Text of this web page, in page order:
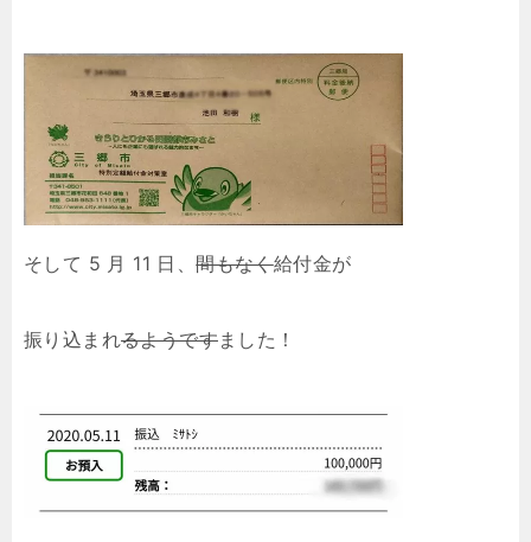
そして 5 月 11 日、間もなく給付金が
振り込まれるようですました！